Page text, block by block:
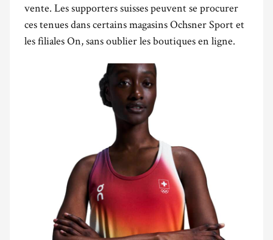
vente. Les supporters suisses peuvent se procurer
ces tenues dans certains magasins Ochsner Sport et
les filiales On, sans oublier les boutiques en ligne.